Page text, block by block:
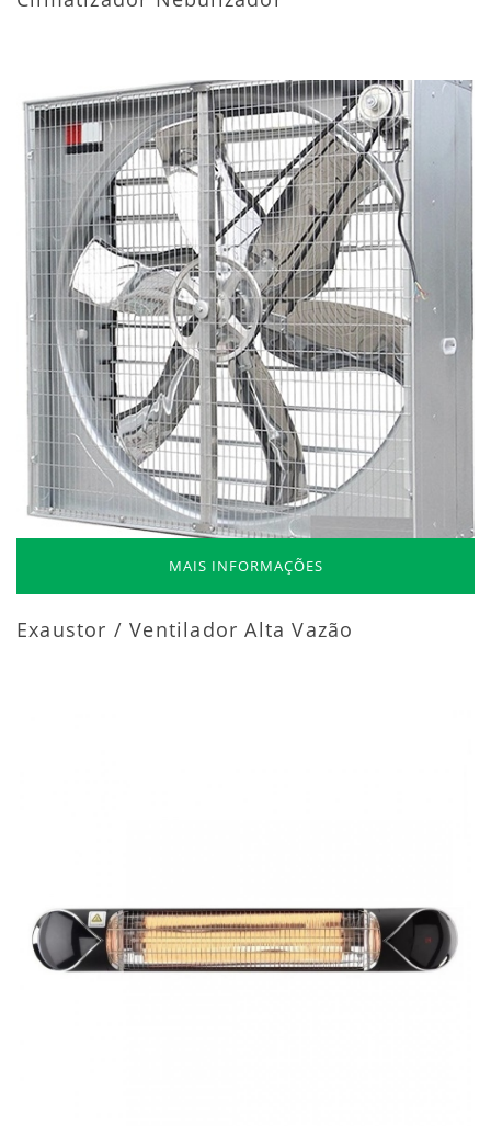
MAIS INFORMAÇÕES
Exaustor / Ventilador Alta Vazão